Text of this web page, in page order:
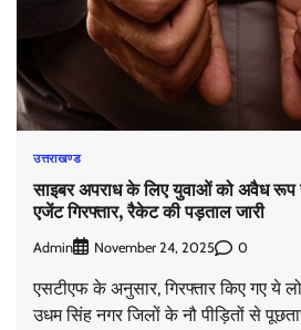
उत्तराखण्ड
साइबर अपराध के लिए युवाओं को अवैध रूप
एजेंट गिरफ्तार, रैकेट की पड़ताल जारी
Admin November 24, 2025 0
एसटीएफ के अनुसार, गिरफ्तार किए गए ये
उधम सिंह नगर जिलों के नौ पीड़ितों से